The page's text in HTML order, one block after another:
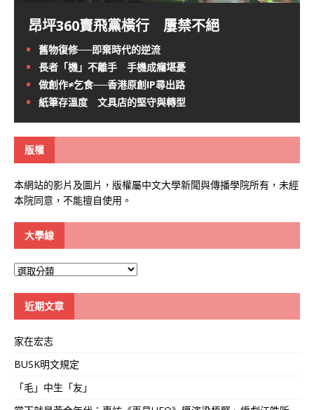
昂坪360賣飛黨橫行 屢禁不絕
舊物復修──即棄時代的逆流
長者「機」不離手 手機成癮堪憂
做創作≠乞食──香港原創IP尋出路
紙筆存溫度 文具店的堅守與轉型
版權
本網站的影片及圖片，版權屬中文大學新聞與傳播學院所有，未經
本院同意，不能擅自使用。
大學線
大
近期文章
家在宏志
BUSK明文規定
「毛」中生「友」